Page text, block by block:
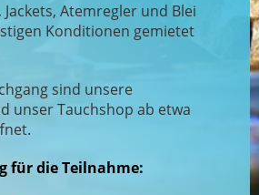
Atemregler und Blei
Konditionen gemietet
sind unsere
unser Tauchshop ab etwa
für die Teilnahme: